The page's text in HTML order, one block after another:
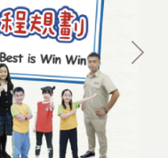
Next